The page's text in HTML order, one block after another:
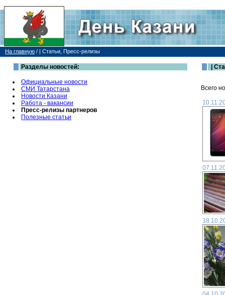
На главную / | Статьи, Пресс-релизы
Разделы новостей:
Официальные новости
СМИ Татарстана
Новости Казани
Работа - вакансии
Пресс-релизы партнеров
Полезные статьи
|
Всего